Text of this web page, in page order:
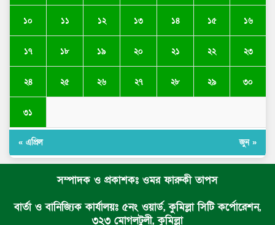
১০ ১১ ১২ ১৩ ১৪ ১৫ ১৬
১৭ ১৮ ১৯ ২০ ২১ ২২ ২৩
২৪ ২৫ ২৬ ২৭ ২৮ ২৯ ৩০
৩১
« এপ্রিল জুন »
সম্পাদক ও প্রকাশকঃ ওমর ফারুকী তাপস
বার্তা ও বানিজ্যিক কার্যালয়ঃ ৫নং ওয়ার্ড, কুমিল্লা সিটি কর্পোরেশন,
৩২৩ মোগলটুলী, কুমিল্লা